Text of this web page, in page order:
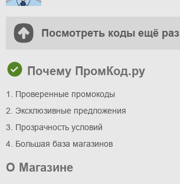
Посмотреть коды ещё раз
Почему ПромКод.ру
1. Проверенные промокоды
2. Эксклюзивные предложения
3. Прозрачность условий
4. Большая база магазинов
О Магазине